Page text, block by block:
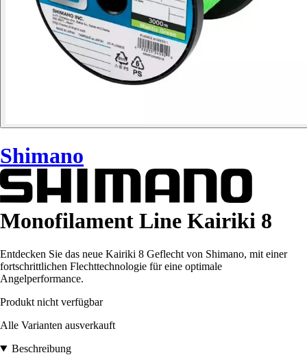
Shimano
Monofilament Line Kairiki 8
Entdecken Sie das neue Kairiki 8 Geflecht von Shimano, mit einer
fortschrittlichen Flechttechnologie für eine optimale
Angelperformance.
Produkt nicht verfügbar
Alle Varianten ausverkauft
Beschreibung